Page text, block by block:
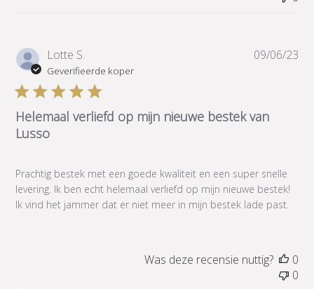
Lotte S.
Geverifieerde koper
Helemaal verliefd op mijn nieuwe bestek van
Lusso
Prachtig bestek met een goede kwaliteit en een super snelle
levering. Ik ben echt helemaal verliefd op mijn nieuwe bestek!
Ik vind het jammer dat er niet meer in mijn bestek lade past.
09/06/23
Was deze recensie nuttig?
0
0